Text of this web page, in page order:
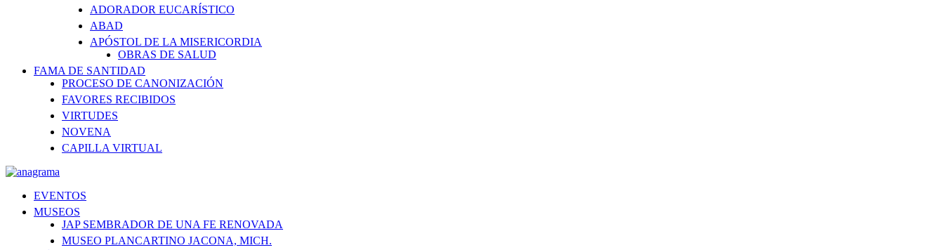
ADORADOR EUCARÍSTICO
ABAD
APÓSTOL DE LA MISERICORDIA
OBRAS DE SALUD
FAMA DE SANTIDAD
PROCESO DE CANONIZACIÓN
FAVORES RECIBIDOS
VIRTUDES
NOVENA
CAPILLA VIRTUAL
EVENTOS
MUSEOS
JAP SEMBRADOR DE UNA FE RENOVADA
MUSEO PLANCARTINO JACONA, MICH.